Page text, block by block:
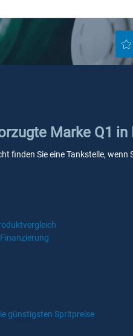
Marke Q1 in
finden Sie eine Tankstelle,
Finanzierung
günstigsten Spritpreise